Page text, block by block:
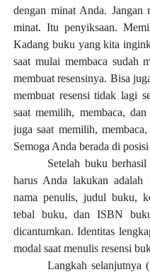
dengan minat Anda. Jangan
minat. Itu penyiksaan.
Kadang buku yang kita
saat mulai membaca sudah
membuat resensinya. Bisa
membuat resensi tidak lagi
saat memilih, membaca,
juga saat memilih,
Semoga Anda berada di
Setelah buku
harus Anda lakukan adalah
nama penulis, judul buku,
tebal buku, dan ISBN
dicantumkan. Identitas
modal saat menulis resensi
Langkah selanjutnya